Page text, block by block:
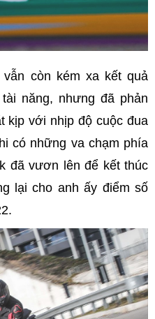
vẫn còn kém xa kết quả
năng, nhưng đã phản
kịp với nhịp độ cuộc đua
có những va chạm phía
đã vươn lên để kết thúc
lại cho anh ấy điểm số